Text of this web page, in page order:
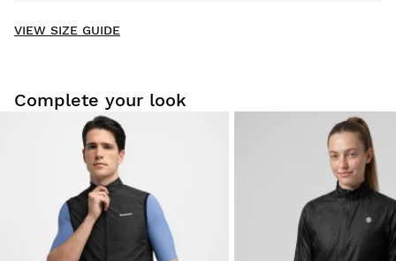
משלוח עד הבית
נסו את המוצרים שלנו בנוחות בבית. יש לכם 30 ימים ממועד המסירה
מחשבון המשתמש שלך, תוכל להחזיר בקלות ובמהירות מוצר
VIEW SIZE GUIDE
Complete your look